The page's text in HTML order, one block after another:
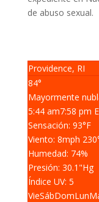
de abuso sexual.
Providence, RI
84°
Mayormente
5:44 am7:58 pm
Sensación: 93°F
Viento: 8mph 230
Humedad: 74%
Presión: 30.1 "Hg
Índice UV: 5
VieSábDomLun